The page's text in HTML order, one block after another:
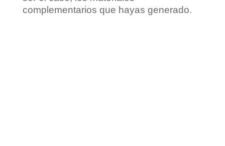
complementarios que hayas generado.